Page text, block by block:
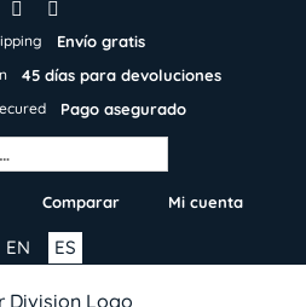
Envío gratis
45 días para devoluciones
Pago asegurado
Comparar Mi cuenta
ES
EN